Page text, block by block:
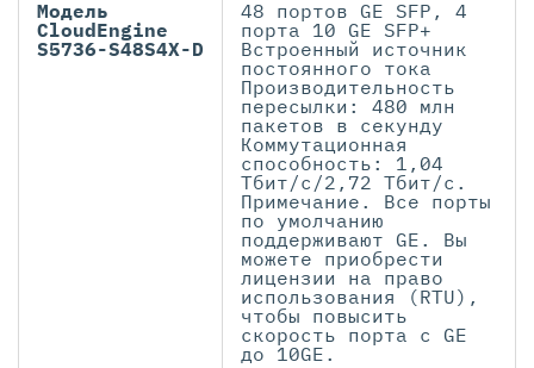
Модель
CloudEngine
S5736-S48S4X-D
48 портов GE SFP, 4
порта 10 GE SFP+
Встроенный источник
постоянного тока
Производительность
пересылки: 480 млн
пакетов в секунду
Коммутационная
способность: 1,04
Тбит/с/2,72 Тбит/с.
Примечание. Все порты
по умолчанию
поддерживают GE. Вы
можете приобрести
лицензии на право
использования (RTU),
чтобы повысить
скорость порта с GE
до 10GE.